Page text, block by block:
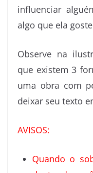
influenciar
algo que ela
Observe na
que existem 3
uma obra com
deixar seu texto
AVISOS:
Quando o